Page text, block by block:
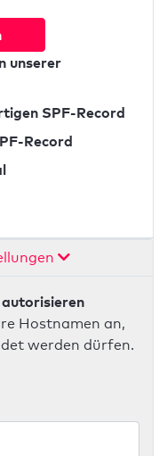
unserer
SPF-Record
Record
Hostnamen an,
werden dürfen.